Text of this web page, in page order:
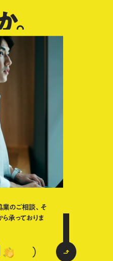
。
業のご相談、そ
承っておりま